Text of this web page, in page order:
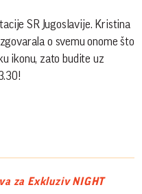
SR Jugoslavije. Kristina
o svemu onome što
ikonu, zato budite uz
za Exkluziv NIGHT